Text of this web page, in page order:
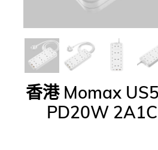
香港 Momax
PD20W